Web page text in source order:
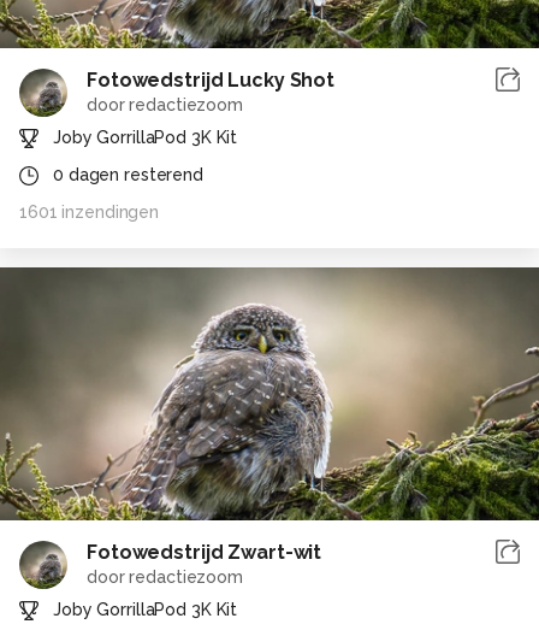
Fotowedstrijd Lucky Shot
doorredactiezoom
Joby GorrillaPod 3K Kit
0 dagen resterend
1601 inzendingen
Fotowedstrijd Zwart-wit
doorredactiezoom
Joby GorrillaPod 3K Kit